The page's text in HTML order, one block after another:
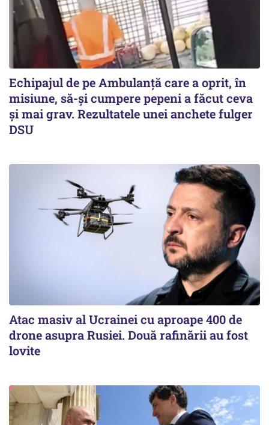
Echipajul de pe Ambulanță care a oprit, în
misiune, să-și cumpere pepeni a făcut ceva
și mai grav. Rezultatele unei anchete fulger
DSU
Atac masiv al Ucrainei cu aproape 400 de
drone asupra Rusiei. Două rafinării au fost
lovite